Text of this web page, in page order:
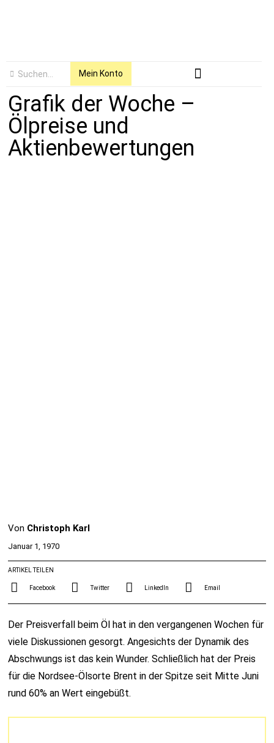
Mein Konto
Grafik der Woche –
Ölpreise und
Aktienbewertungen
Von Christoph Karl
Januar 1, 1970
ARTIKEL TEILEN
Facebook Twitter LinkedIn Email
Der Preisverfall beim Öl hat in den vergangenen Wochen für
viele Diskussionen gesorgt. Angesichts der Dynamik des
Abschwungs ist das kein Wunder. Schließlich hat der Preis
für die Nordsee-Ölsorte Brent in der Spitze seit Mitte Juni
rund 60% an Wert eingebüßt.